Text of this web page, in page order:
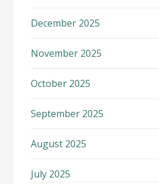
December 2025
November 2025
October 2025
September 2025
August 2025
July 2025